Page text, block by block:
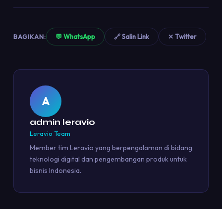
BAGIKAN: 💬 WhatsApp 🔗 Salin Link ✕ Twitter
A
admin leravio
Leravio Team
Member tim Leravio yang berpengalaman di bidang
teknologi digital dan pengembangan produk untuk
bisnis Indonesia.